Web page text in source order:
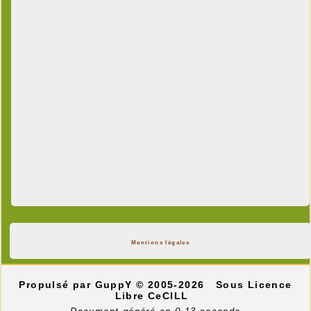
Mentions légales
Propulsé par GuppY© 2005-2026
Sous Licence
Libre CeCILL